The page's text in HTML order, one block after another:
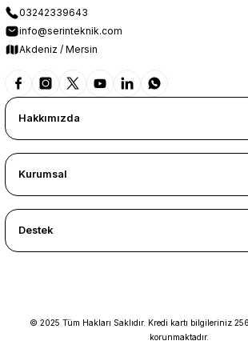
03242339643
info@serinteknik.com
Akdeniz / Mersin
Hakkımızda
Kurumsal
Destek
© 2025 Tüm Hakları Saklıdır. Kredi kartı bilgileriniz
korunmaktadır.